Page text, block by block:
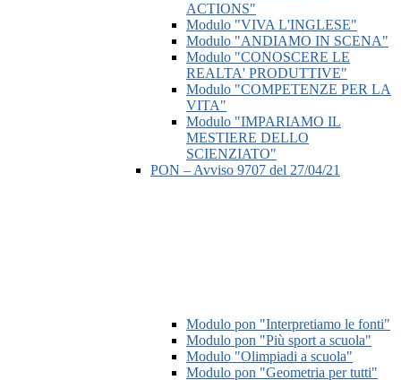
ACTIONS"
Modulo "VIVA L'INGLESE"
Modulo "ANDIAMO IN SCENA"
Modulo "CONOSCERE LE
REALTA' PRODUTTIVE"
Modulo "COMPETENZE PER LA
VITA"
Modulo "IMPARIAMO IL
MESTIERE DELLO
SCIENZIATO"
PON – Avviso 9707 del 27/04/21
Modulo pon "Interpretiamo le fonti"
Modulo pon "Più sport a scuola"
Modulo "Olimpiadi a scuola"
Modulo pon "Geometria per tutti"